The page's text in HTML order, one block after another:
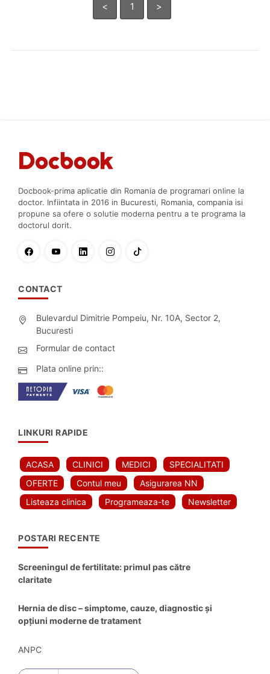
< 1 >
Docbook-prima aplicatie din Romania de programari online la
doctor. Infiintata in 2016 in Bucuresti, Romania, compania isi
propune sa ofere o solutie moderna pentru a te programa la
doctorul dorit.
CONTACT
Bulevardul Dimitrie Pompeiu, Nr. 10A, Sector 2,
Bucuresti
Formular de contact
Plata online prin::
LINKURI RAPIDE
ACASA CLINICI MEDICI
SPECIALITATI
OFERTE
Contul meu
Asigurarea NN
Listeaza clinica
Programeaza-te Newsletter
POSTARI RECENTE
Screeningul de fertilitate: primul pas către
claritate
Hernia de disc – simptome, cauze, diagnostic și
opțiuni moderne de tratament
ANPC